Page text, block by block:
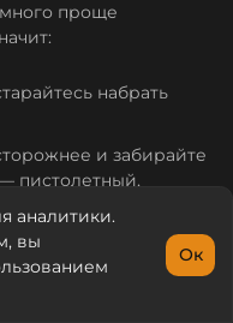
проще
набрать
и забирайте
пистолетный,
аналитики.
вы
Ок